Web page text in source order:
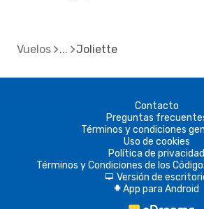
Vuelos Joliette
Contacto
Preguntas
Términos y condiciones
Uso de cookies
Política de privacidad
Términos y Condiciones de los
d Versión de
A App para Android